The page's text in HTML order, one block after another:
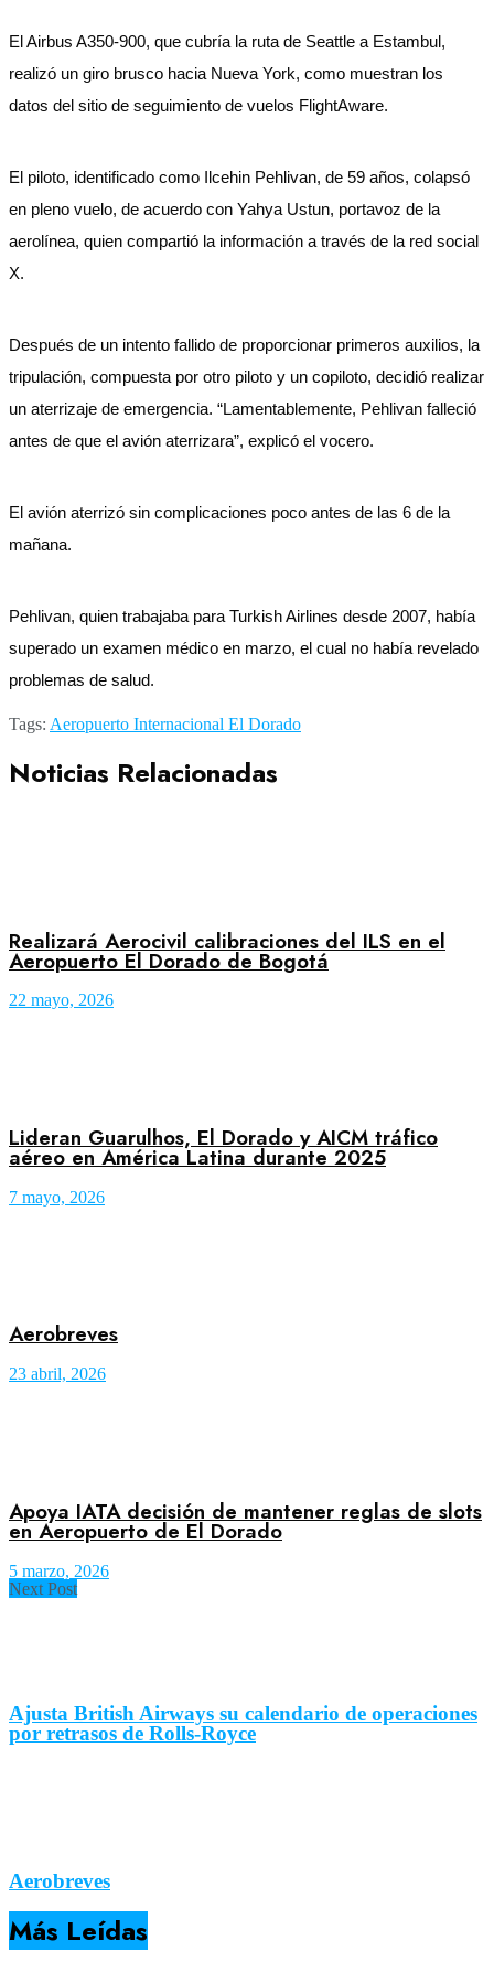
El Airbus A350-900, que cubría la ruta de Seattle a Estambul,
realizó un giro brusco hacia Nueva York, como muestran los
datos del sitio de seguimiento de vuelos FlightAware.
El piloto, identificado como Ilcehin Pehlivan, de 59 años, colapsó
en pleno vuelo, de acuerdo con Yahya Ustun, portavoz de la
aerolínea, quien compartió la información a través de la red social
X.
Después de un intento fallido de proporcionar primeros auxilios, la
tripulación, compuesta por otro piloto y un copiloto, decidió realizar
un aterrizaje de emergencia. “Lamentablemente, Pehlivan falleció
antes de que el avión aterrizara”, explicó el vocero.
El avión aterrizó sin complicaciones poco antes de las 6 de la
mañana.
Pehlivan, quien trabajaba para Turkish Airlines desde 2007, había
superado un examen médico en marzo, el cual no había revelado
problemas de salud.
Tags: Aeropuerto Internacional El Dorado
Noticias Relacionadas
Realizará Aerocivil calibraciones del ILS en el
Aeropuerto El Dorado de Bogotá
22 mayo, 2026
Lideran Guarulhos, El Dorado y AICM tráfico
aéreo en América Latina durante 2025
7 mayo, 2026
Aerobreves
23 abril, 2026
Apoya IATA decisión de mantener reglas de slots
en Aeropuerto de El Dorado
5 marzo, 2026
Next Post
Ajusta British Airways su calendario de operaciones
por retrasos de Rolls-Royce
Aerobreves
Más Leídas